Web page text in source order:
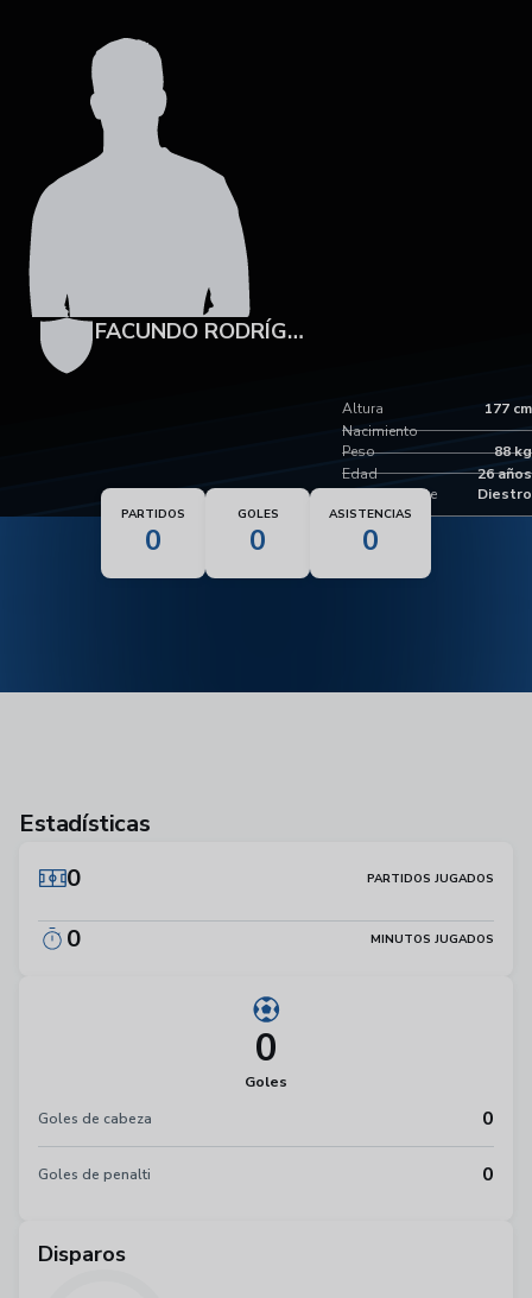
FACUNDO RODRÍGUEZ
Altura 177 cm
Peso 88 kg
Pie dominante Diestro
Nacimiento
Edad 26 años
PARTIDOS
0
GOLES
0
ASISTENCIAS
0
Estadísticas
0
PARTIDOS JUGADOS
0 MINUTOS JUGADOS
0
Goles
Goles de cabeza
0
Goles de penalti 0
Disparos